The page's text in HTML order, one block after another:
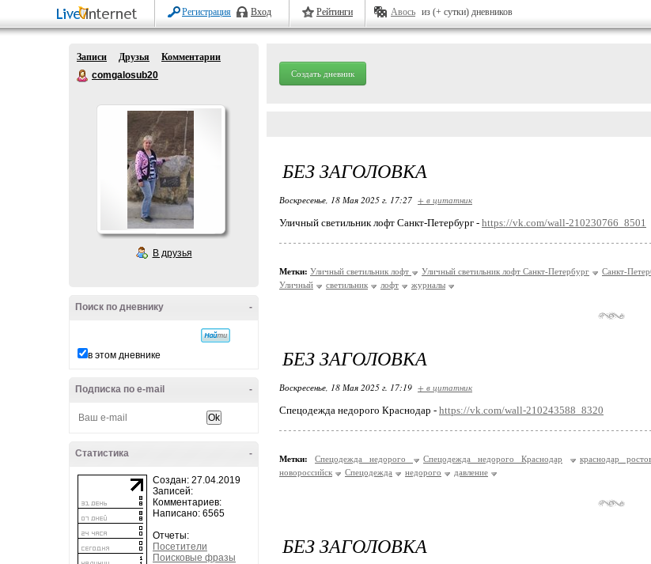
Регистрация Вход Рейтинги Авось из (+ сутки) дневников
Записи Друзья
Комментарии
comgalosub20
В друзья
-
Поиск по дневнику
в этом дневнике
-
Подписка по e-mail
-
Статистика
Создан: 27.04.2019
Записей:
Комментариев:
Написано: 6565
Отчеты:
Посетители
Поисковые фразы
Создать дневник
БЕЗ ЗАГОЛОВКА
Воскресенье, 18 Мая 2025 г. 17:27 + в цитатник
Уличный светильник лофт Санкт-Петербург - https://vk.com/wall-210230766_8501
Метки: Уличный светильник лофт Уличный светильник лофт Санкт-Петербург
Санкт-
Уличный
светильник лофт журналы
БЕЗ ЗАГОЛОВКА
Воскресенье, 18 Мая 2025 г. 17:19 + в цитатник
Спецодежда недорого Краснодар - https://vk.com/wall-210243588_8320
Метки: Спецодежда недорого Спецодежда недорого Краснодар
краснодар
новороссийск
Спецодежда недорого давление
БЕЗ ЗАГОЛОВКА